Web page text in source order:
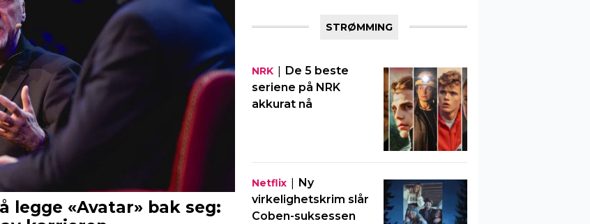
STRØMMING
NRK| De 5 beste
seriene på NRK
akkurat nå
Netflix| Ny
virkelighetskrim slår
Coben-suksessen